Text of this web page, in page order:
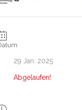
29 Jan. 2025
Abgelaufen!